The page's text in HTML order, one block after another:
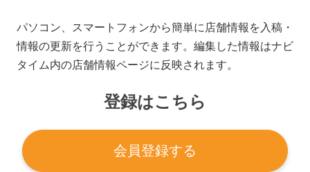
パソコン、スマートフォンから簡単に店舗情報を入稿・
情報の更新を行うことができます。編集した情報はナビ
タイム内の店舗情報ページに反映されます。
登録はこちら
会員登録する